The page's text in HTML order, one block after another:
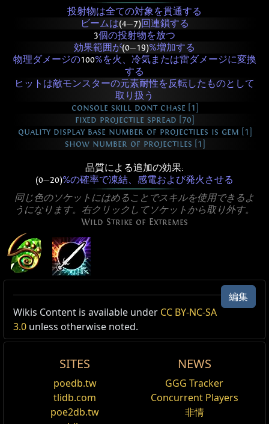
投射物は全ての対象を貫通する
ビームは(4—7)回連鎖する
3個の投射物を放つ
効果範囲が(0—19)%増加する
物理ダメージの100%を火、冷気または雷ダメージに変換
する
ヒットは敵モンスターの元素耐性を反転したものとして
取り扱う
console skill dont chase [1]
fixed projectile spread [70]
quality display base number of projectiles is gem [1]
show number of projectiles [1]
品質による追加の効果:
(0—20)%の確率で凍結、感電および発火させる
同じ色のソケットにはめることでスキルを使用できるよ
うになります。右クリックしてソケットから取り外す。
Wild Strike of Extremes
Active Type: Attack, MeleeSingleTarget,
Multistrikeable, Melee, Lightning, Cold, Fire,
Projectile, Area, Chains, RangedAttack,
火ダメージ追加サポート
レベル:(1—40)
コスト:
—39) マナ (14 — 39) ライフ (14
追加ダメージ効率:
541)%
ダメージに変換する。変換された元素ダメージに応じ
て、炎の爆発、稲妻の放電または氷の波動のいずれかを
放つ。このスキルは同じ元素を二度連続して選ぶことを
編集
Wikis Content is available under CC BY-NC-SA
3.0 unless otherwise noted.
SITES
poedb.tw
tlidb.com
poe2db.tw
NEWS
GGG Tracker
Concurrent Players
非情